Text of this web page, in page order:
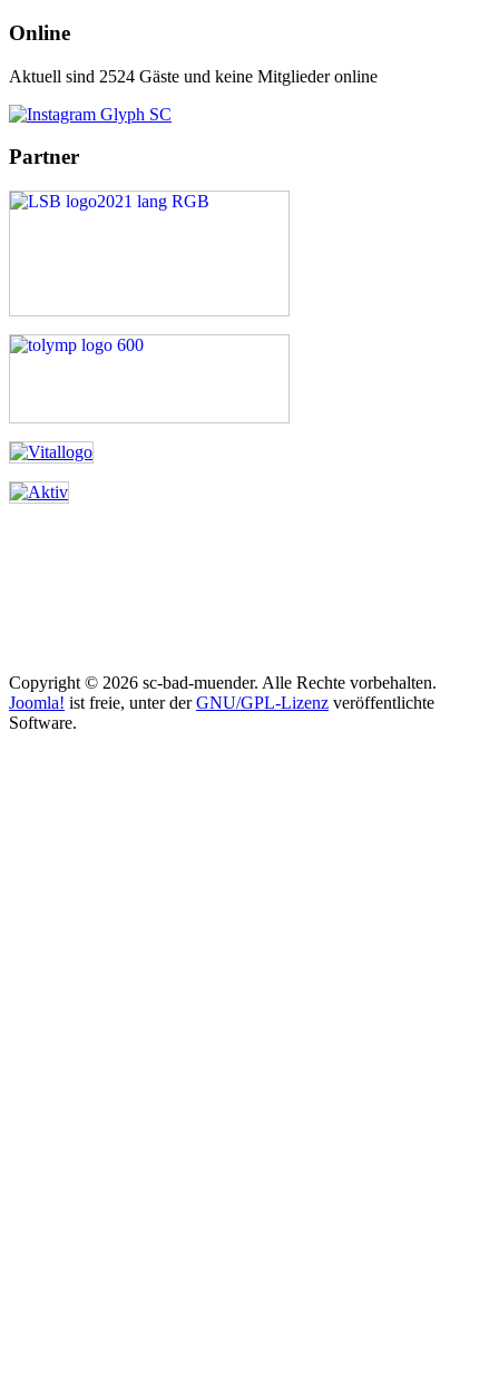
Online
Aktuell sind 2524 Gäste und keine Mitglieder online
Partner
Copyright © 2026 sc-bad-muender. Alle Rechte vorbehalten.
Joomla! ist freie, unter derGNU/GPL-Lizenz veröffentlichte
Software.